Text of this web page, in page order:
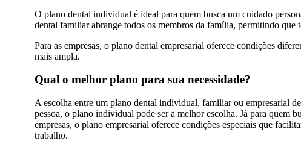
O plano dental individual é ideal para quem busca um cuidado
dental familiar abrange todos os membros da família, permitindo que
Para as empresas, o plano dental empresarial oferece condições
mais ampla.
Qual o melhor plano para sua necessidade?
A escolha entre um plano dental individual, familiar ou empresarial
pessoa, o plano individual pode ser a melhor escolha. Já para quem
empresas, o plano empresarial oferece condições especiais que
trabalho.